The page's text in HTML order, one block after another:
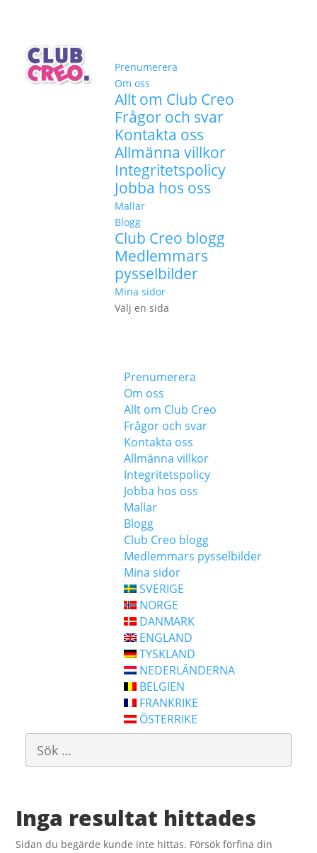
Prenumerera
Om oss
Allt om Club Creo
Frågor och svar
Kontakta oss
Allmänna villkor
Integritetspolicy
Jobba hos oss
Mallar
Blogg
Club Creo blogg
Medlemmars
pysselbilder
Mina sidor
Välj en sida
Prenumerera
Om oss
Allt om Club Creo
Frågor och svar
Kontakta oss
Allmänna villkor
Integritetspolicy
Jobba hos oss
Mallar
Blogg
Club Creo blogg
Medlemmars pysselbilder
Mina sidor
SVERIGE
NORGE
DANMARK
ENGLAND
TYSKLAND
NEDERLÄNDERNA
BELGIEN
FRANKRIKE
ÖSTERRIKE
Inga resultat hittades
Sidan du begärde kunde inte hittas. Försök förfina din